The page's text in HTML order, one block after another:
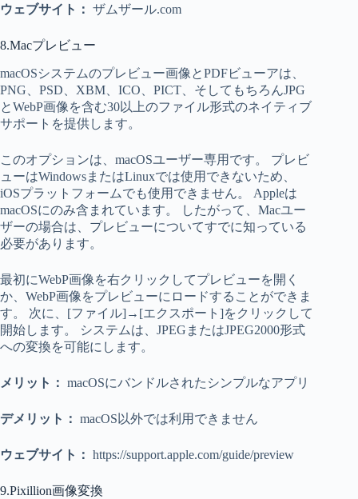
ウェブサイト： ザムザール.com
8.Macプレビュー
macOSシステムのプレビュー画像とPDFビューアは、
PNG、PSD、XBM、ICO、PICT、そしてもちろんJPG
とWebP画像を含む30以上のファイル形式のネイティブ
サポートを提供します。
このオプションは、macOSユーザー専用です。 プレビ
ューはWindowsまたはLinuxでは使用できないため、
iOSプラットフォームでも使用できません。 Appleは
macOSにのみ含まれています。 したがって、Macユー
ザーの場合は、プレビューについてすでに知っている
必要があります。
最初にWebP画像を右クリックしてプレビューを開く
か、WebP画像をプレビューにロードすることができま
す。 次に、[ファイル]→[エクスポート]をクリックして
開始します。 システムは、JPEGまたはJPEG2000形式
への変換を可能にします。
メリット： macOSにバンドルされたシンプルなアプリ
デメリット： macOS以外では利用できません
ウェブサイト： https://support.apple.com/guide/preview
9.Pixillion画像変換